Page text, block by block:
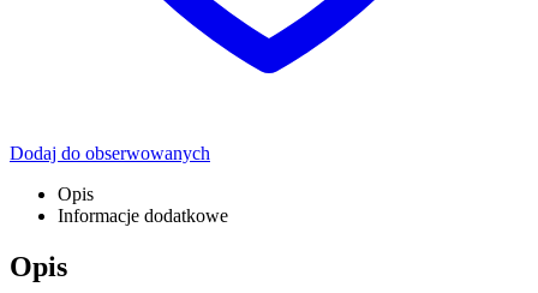
Dodaj do obserwowanych
Opis
Informacje dodatkowe
Opis